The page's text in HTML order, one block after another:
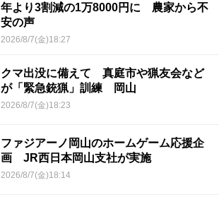
年より3割減の1万8000円に 農家から不
安の声
2026/8/7(金)18:27
クマ出没に備えて 真庭市や猟友会など
が「緊急銃猟」訓練 岡山
2026/8/7(金)18:23
ファジアーノ岡山のホームゲーム応援企
画 JR西日本岡山支社が実施
2026/8/7(金)18:14